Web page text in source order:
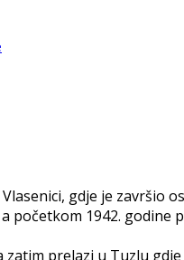
gdje je završio
početkom 1942.
zatim prelazi u Tuzlu